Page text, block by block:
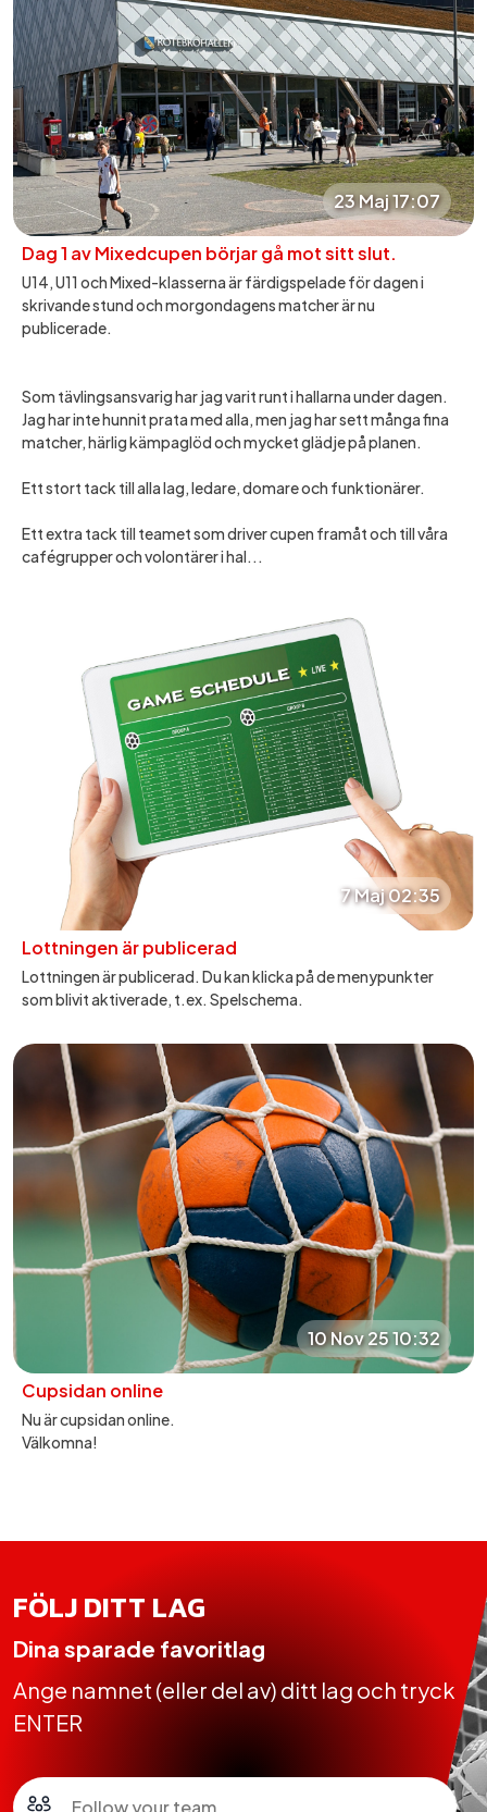
23 Maj 17:07
Dag 1 av Mixedcupen börjar gå mot sitt slut.
U14, U11 och Mixed-klasserna är färdigspelade för dagen i
skrivande stund och morgondagens matcher är nu
publicerade.
Som tävlingsansvarig har jag varit runt i hallarna under dagen.
Jag har inte hunnit prata med alla, men jag har sett många fina
matcher, härlig kämpaglöd och mycket glädje på planen.
Ett stort tack till alla lag, ledare, domare och funktionärer.
Ett extra tack till teamet som driver cupen framåt och till våra
cafégrupper och volontärer i hal...
7 Maj 02:35
Lottningen är publicerad
Lottningen är publicerad. Du kan klicka på de menypunkter
som blivit aktiverade, t.ex. Spelschema.
10 Nov 25 10:32
Cupsidan online
Nu är cupsidan online.
Välkomna!
FÖLJ DITT LAG
Dina sparade favoritlag
Ange namnet (eller del av) ditt lag och tryck
ENTER